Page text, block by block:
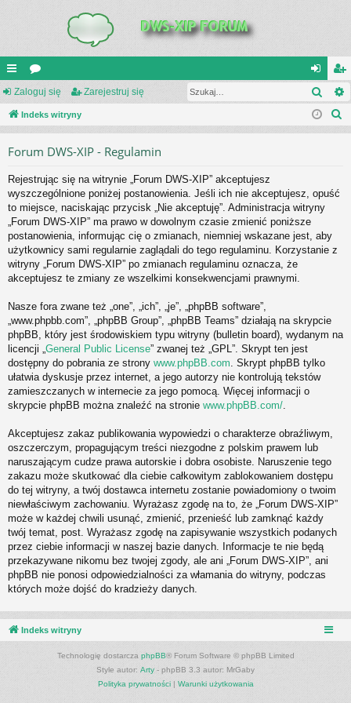
UI
C
IN
K
S
or
a
al
og
ar
ej
Zaloguj się Zarejestruj się
Indeks witryny
Forum DWS-XIP - Regulamin
Rejestrując się na witrynie „Forum DWS-XIP” akceptujesz
wyszczególnione poniżej postanowienia. Jeśli ich nie akceptujesz, opuść
to miejsce, naciskając przycisk „Nie akceptuję”. Administracja witryny
„Forum DWS-XIP” ma prawo w dowolnym czasie zmienić poniższe
postanowienia, informując cię o zmianach, niemniej wskazane jest, aby
użytkownicy sami regularnie zaglądali do tego regulaminu. Korzystanie z
witryny „Forum DWS-XIP” po zmianach regulaminu oznacza, że
akceptujesz te zmiany ze wszelkimi konsekwencjami prawnymi.
Nasze fora zwane też „one”, „ich”, „je”, „phpBB software”,
„www.phpbb.com”, „phpBB Group”, „phpBB Teams” działają na skrypcie
phpBB, który jest środowiskiem typu witryny (bulletin board), wydanym na
licencji „ General Public License” zwanej też „GPL”. Skrypt ten jest
dostępny do pobrania ze strony www.phpBB.com . Skrypt phpBB tylko
ułatwia dyskusje przez internet, a jego autorzy nie kontrolują tekstów
zamieszczanych w internecie za jego pomocą. Więcej informacji o
skrypcie phpBB można znaleźć na stronie www.phpBB.com/
Akceptujesz zakaz publikowania wypowiedzi o charakterze obraźliwym,
oszczerczym, propagującym treści niezgodne z polskim prawem lub
naruszającym cudze prawa autorskie i dobra osobiste. Naruszenie tego
zakazu może skutkować dla ciebie całkowitym zablokowaniem dostępu
do tej witryny, a twój dostawca internetu zostanie powiadomiony o twoim
niewłaściwym zachowaniu. Wyrażasz zgodę na to, że „Forum DWS-XIP”
może w każdej chwili usunąć, zmienić, przenieść lub zamknąć każdy
twój temat, post. Wyrażasz zgodę na zapisywanie wszystkich podanych
przez ciebie informacji w naszej bazie danych. Informacje te nie będą
przekazywane nikomu bez twojej zgody, ale ani „Forum DWS-XIP”, ani
phpBB nie ponosi odpowiedzialności za włamania do witryny, podczas
których może dojść do kradzieży danych.
Indeks witryny
Technologię dostarcza phpBB® Forum Software © phpBB Limited
Style autor: Arty - phpBB 3.3 autor: MrGaby
Polityka prywatności| Warunki użytkowania